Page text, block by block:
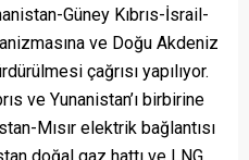
Güney Kıbrıs-İsrail-
ve Doğu Akdeniz
çağrısı yapılıyor.
ve Yunanistan’ı birbirine
Mısır elektrik bağlantısı